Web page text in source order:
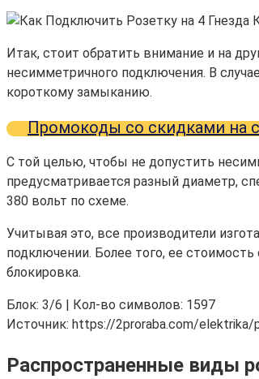
Итак, стоит обратить внимание и на
несимметричного подключения. В
короткому замыканию.
Промокоды со скидками на
С той целью, чтобы не допустить
предусматривается разный диаметр,
380 вольт по схеме.
Учитывая это, все производители
подключении. Более того, ее
блокировка.
Блок: 3/6 | Кол-во символов: 1597
Источник: https://2proraba.com/
Распространенные виды